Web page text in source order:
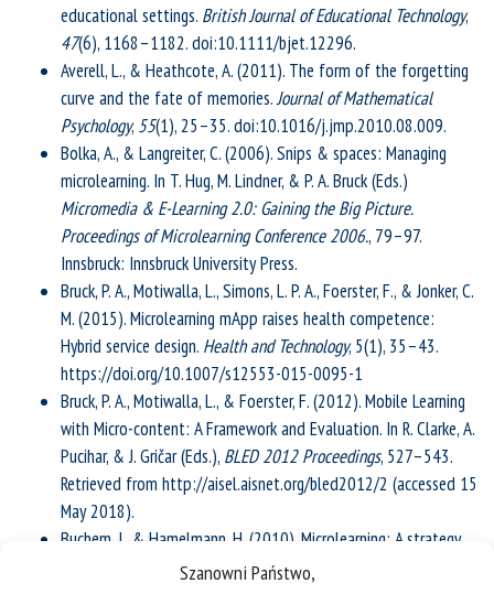
Szanowni Państwo,
educational settings. British Journal of Educational Technology,
47(6), 1168–1182. doi:10.1111/bjet.12296.
Averell, L., & Heathcote, A. (2011). The form of the forgetting
curve and the fate of memories.Journal of Mathematical
Psychology,55(1), 25–35. doi:10.1016/j.jmp.2010.08.009.
Bolka, A., & Langreiter, C. (2006). Snips & spaces: Managing
microlearning. In T. Hug, M. Lindner, & P. A. Bruck (Eds.)
Micromedia & E-Learning 2.0: Gaining the Big Picture.
Proceedings of Microlearning Conference 2006., 79–97.
Innsbruck: Innsbruck University Press.
Bruck, P. A., Motiwalla, L., Simons, L. P. A., Foerster, F., & Jonker, C.
M. (2015). Microlearning mApp raises health competence:
Hybrid service design. Health and Technology, 5(1), 35–43.
https://doi.org/10.1007/s12553-015-0095-1
Bruck, P. A., Motiwalla, L., & Foerster, F. (2012). Mobile Learning
with Micro-content: A Framework and Evaluation. In R. Clarke, A.
Pucihar, & J. Gričar (Eds.), BLED 2012 Proceedings, 527–543.
Retrieved from http://aisel.aisnet.org/bled2012/2 (accessed 15
May 2018).
Buchem, I., & Hamelmann, H. (2010). Microlearning: A strategy
for ongoing professional development.